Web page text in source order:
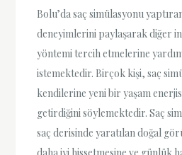
Bolu’da saç simülasyonu
deneyimlerini paylaşarak diğer
yöntemi tercih etmelerine
istemektedir. Birçok kişi, saç
kendilerine yeni bir yaşam
getirdiğini söylemektedir. Saç
saç derisinde yaratılan doğal